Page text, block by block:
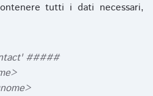
tutti i dati necessari,
#####